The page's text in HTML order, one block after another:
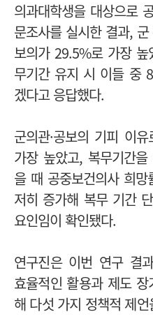
의과대학생을 대상으로
문조사를 실시한 결과,
보의가 29.5%로 가장 높
무기간 유지 시 이들 중
겠다고 응답했다.
군의관·공보의 기피 이
가장 높았고, 복무기간
을 때 공중보건의사 희
저히 증가해 복무 기간
요인임이 확인됐다.
연구진은 이번 연구 결
효율적인 활용과 제도
해 다섯 가지 정책적 제언